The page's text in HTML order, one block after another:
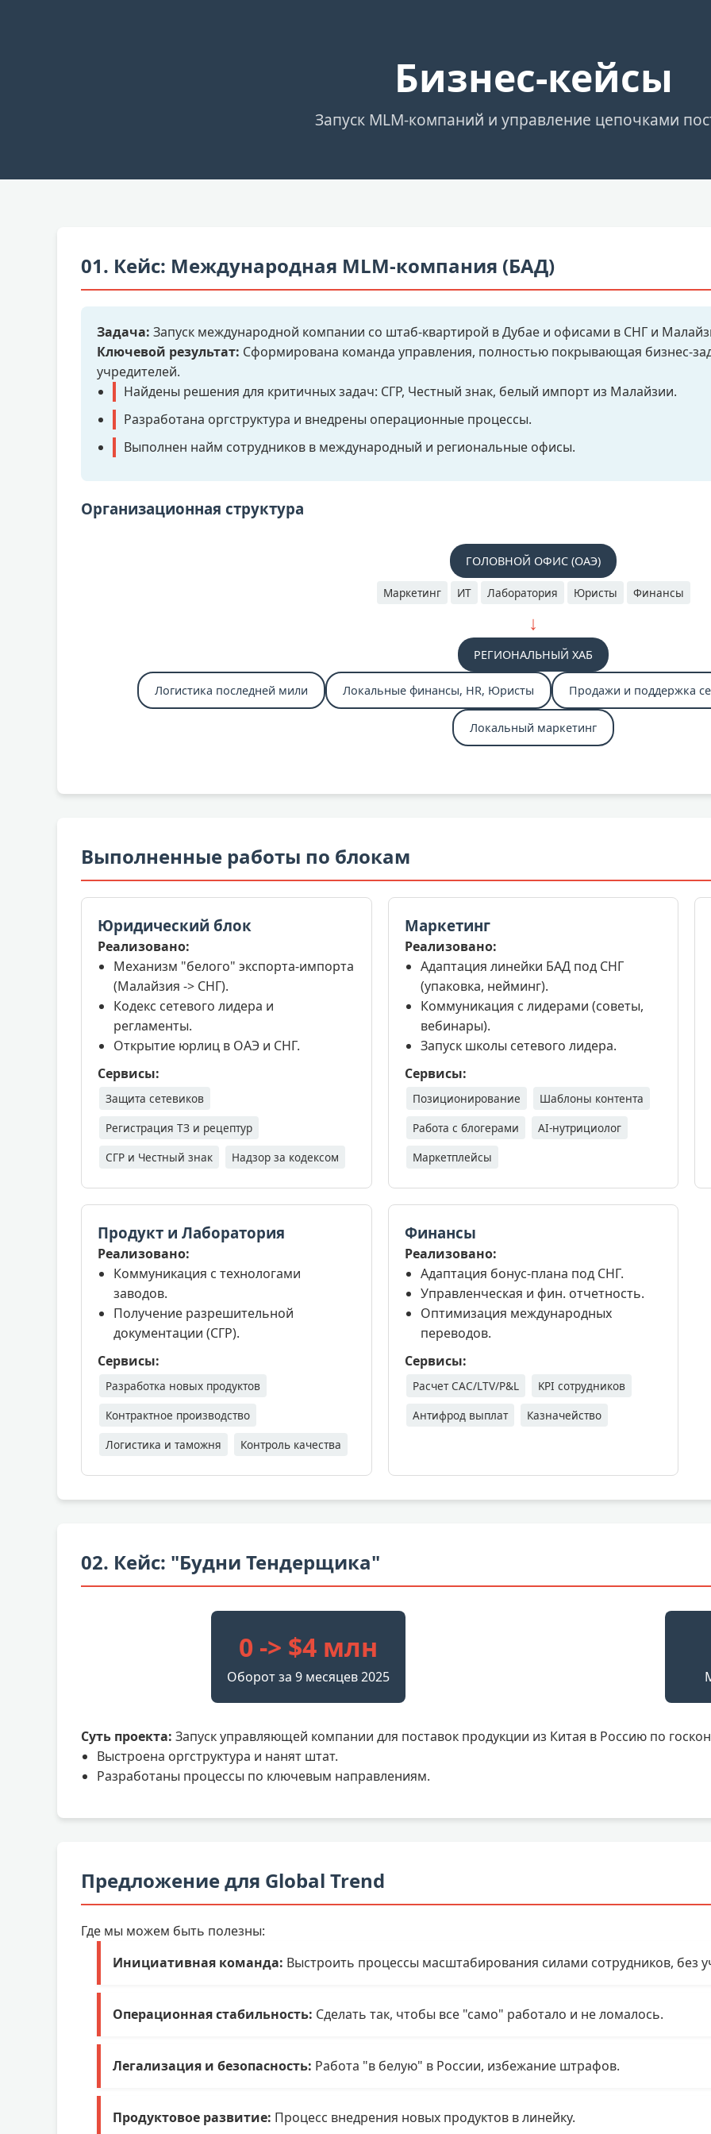
Бизнес-кейсы
Запуск MLM-компаний и управление цепочками
01. Кейс: Международная MLM-компания (БАД)
Задача: Запуск международной компании со штаб-квартирой в Дубае и офисами в СНГ и
Ключевой результат: Сформирована команда управления, полностью покрывающая бизнес-
учредителей.
Найдены решения для критичных задач: СГР, Честный знак, белый импорт из Малайзии.
Разработана оргструктура и внедрены операционные процессы.
Выполнен найм сотрудников в международный и региональные офисы.
Организационная структура
ГОЛОВНОЙ ОФИС (ОАЭ)
Маркетинг ИТ Лаборатория Юристы Финансы
↓
РЕГИОНАЛЬНЫЙ ХАБ
Логистика последней мили Локальные финансы, HR, Юристы Продажи и поддержка
Локальный маркетинг
Выполненные работы по блокам
Юридический блок
Реализовано:
Механизм "белого" экспорта-импорта
(Малайзия -> СНГ).
Кодекс сетевого лидера и
регламенты.
Открытие юрлиц в ОАЭ и СНГ.
Сервисы:
Защита сетевиков
Регистрация ТЗ и рецептур
СГР и Честный знак
Надзор за кодексом
Маркетинг
Реализовано:
Адаптация линейки БАД под СНГ
(упаковка, нейминг).
Коммуникация с лидерами (советы,
вебинары).
Запуск школы сетевого лидера.
Сервисы:
Позиционирование
Шаблоны контента
Работа с блогерами
AI-нутрициолог
Маркетплейсы
Продукт и Лаборатория
Реализовано:
Коммуникация с технологами
заводов.
Получение разрешительной
документации (СГР).
Сервисы:
Разработка новых продуктов
Контрактное производство
Логистика и таможня
Контроль качества
Финансы
Реализовано:
Адаптация бонус-плана под СНГ.
Управленческая и фин. отчетность.
Оптимизация международных
переводов.
Сервисы:
Расчет CAC/LTV/P&L
KPI сотрудников
Антифрод выплат
Казначейство
02. Кейс: "Будни Тендерщика"
0 -> $4 млн
Оборот за 9 месяцев 2025
Суть проекта: Запуск управляющей компании для поставок продукции из Китая в Россию по
Выстроена оргструктура и нанят штат.
Разработаны процессы по ключевым направлениям.
Предложение для Global Trend
Где мы можем быть полезны:
Инициативная команда: Выстроить процессы масштабирования силами сотрудников, без
Операционная стабильность: Сделать так, чтобы все "само" работало и не ломалось.
Легализация и безопасность: Работа "в белую" в России, избежание штрафов.
Продуктовое развитие: Процесс внедрения новых продуктов в линейку.